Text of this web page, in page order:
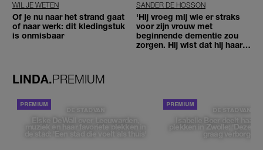
WIL JE WETEN
Of je nu naar het strand gaat
of naar werk: dit kledingstuk
is onmisbaar
SANDER DE HOSSON
'Hij vroeg mij wie er straks
voor zijn vrouw met
beginnende dementie zou
zorgen. Hij wist dat hij haar
LINDA.PREMIUM
DE STAD VAN
Elske DeWall over Leeuwarden,
muziek en haar favoriete plekken in
de stad: 'Een stad die voelt als thuis'
DE STAD VAN
Isabelle Boer deelt haar
plekken in Zwolle: 'Deze
graag verborgen'